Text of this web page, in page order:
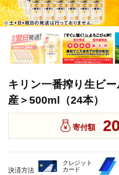
キリン一番搾り生ビ
産＞500ml（24本）
寄付額
決済方法
クレジット
カード